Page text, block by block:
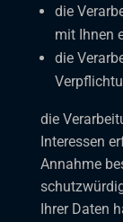
die
mit Ihnen
die
die
Interessen
Annahme
Ihrer Daten